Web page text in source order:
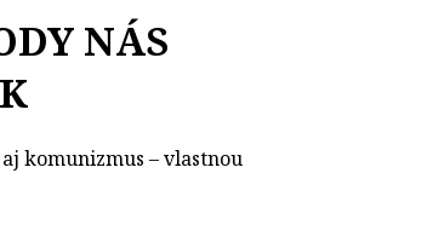
NÁS
komunizmus – vlastnou